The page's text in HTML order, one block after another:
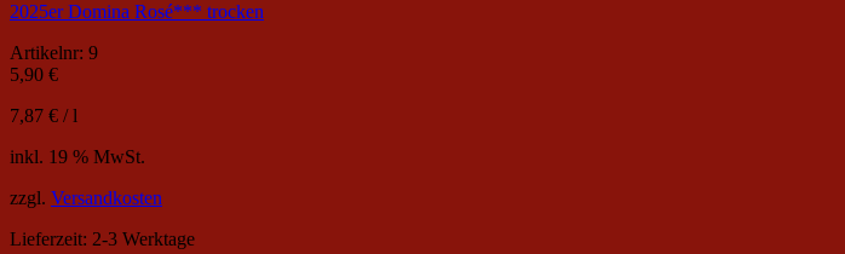
2025er Domina Rosé*** trocken
Artikelnr: 9
5,90 €
7,87 € /l
inkl. 19 % MwSt.
zzgl. Versandkosten
Lieferzeit: 2-3 Werktage